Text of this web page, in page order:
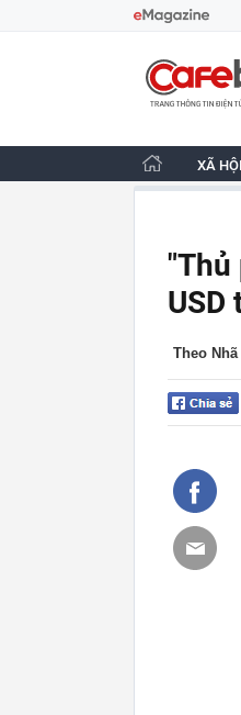
CafeBiz -
XÃ HỘI
"Thủ
USD
Theo Nhã